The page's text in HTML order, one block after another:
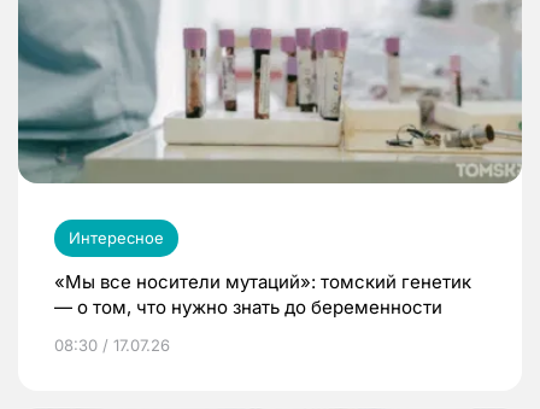
Интересное
«Мы все носители мутаций»: томский генетик
— о том, что нужно знать до беременности
08:30 / 17.07.26